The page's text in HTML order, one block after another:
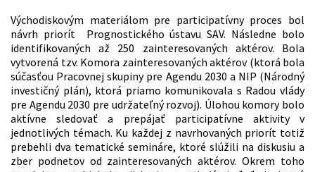
Východiskovým materiálom pre participatívny proces bol
návrh priorít Prognostického ústavu SAV. Následne bolo
identifikovaných až 250 zainteresovaných aktérov. Bola
vytvorená tzv. Komora zainteresovaných aktérov (ktorá bola
súčasťou Pracovnej skupiny pre Agendu 2030 a NIP (Národný
investičný plán), ktorá priamo komunikovala s Radou vlády
pre Agendu 2030 pre udržateľný rozvoj). Úlohou komory bolo
aktívne sledovať a prepájať participatívne aktivity v
jednotlivých témach. Ku každej z navrhovaných priorít totiž
prebehli dva tematické semináre, ktoré slúžili na diskusiu a
zber podnetov od zainteresovaných aktérov. Okrem toho